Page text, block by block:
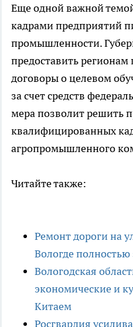
Еще одной важной
кадрами предприятий
промышленности.
предоставить регионам
договоры о целевом
за счет средств
мера позволит решить
квалифицированных
агропромышленного
Читайте также:
Ремонт дороги на
Вологде
Вологодская
экономические и
Китаем
Росгвардия